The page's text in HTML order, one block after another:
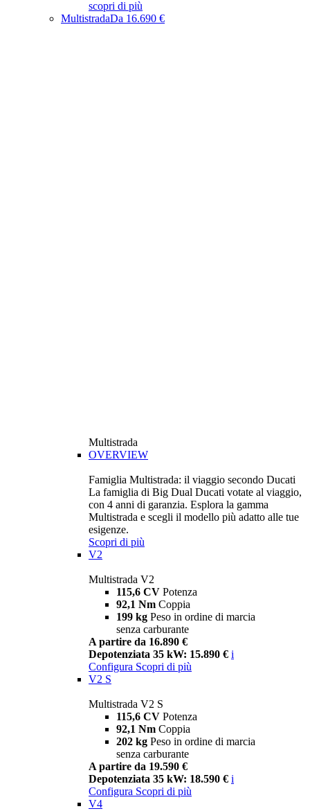
scopri di più
MultistradaDa 16.690 €
Multistrada
OVERVIEW
Famiglia Multistrada: il viaggio secondo Ducati
La famiglia di Big Dual Ducati votate al viaggio,
con 4 anni di garanzia. Esplora la gamma
Multistrada e scegli il modello più adatto alle tue
esigenze.
Scopri di più
V2
Multistrada V2
115,6 CV Potenza
92,1 Nm Coppia
199 kg Peso in ordine di marcia
senza carburante
A partire da 16.890 €
Depotenziata 35 kW: 15.890 € i
Configura Scopri di più
V2 S
Multistrada V2 S
115,6 CV Potenza
92,1 Nm Coppia
202 kg Peso in ordine di marcia
senza carburante
A partire da 19.590 €
Depotenziata 35 kW: 18.590 € i
Configura Scopri di più
V4